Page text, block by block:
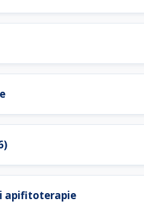
apifitoterapie